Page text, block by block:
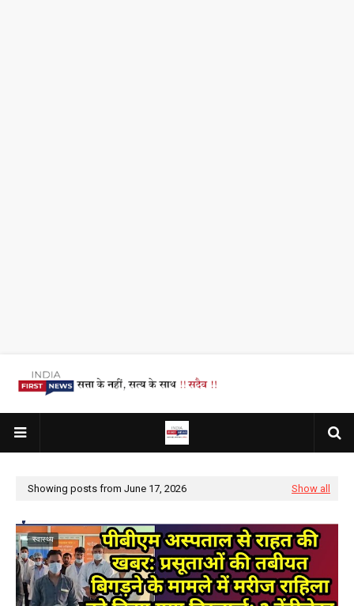
Showing posts from June 17, 2026 Show all
स्वास्थ्य